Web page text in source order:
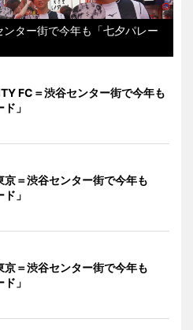
ター街で今年も「七夕パレー
FC＝渋谷センター街で今年も
」
京＝渋谷センター街で今年も
」
京＝渋谷センター街で今年も
」